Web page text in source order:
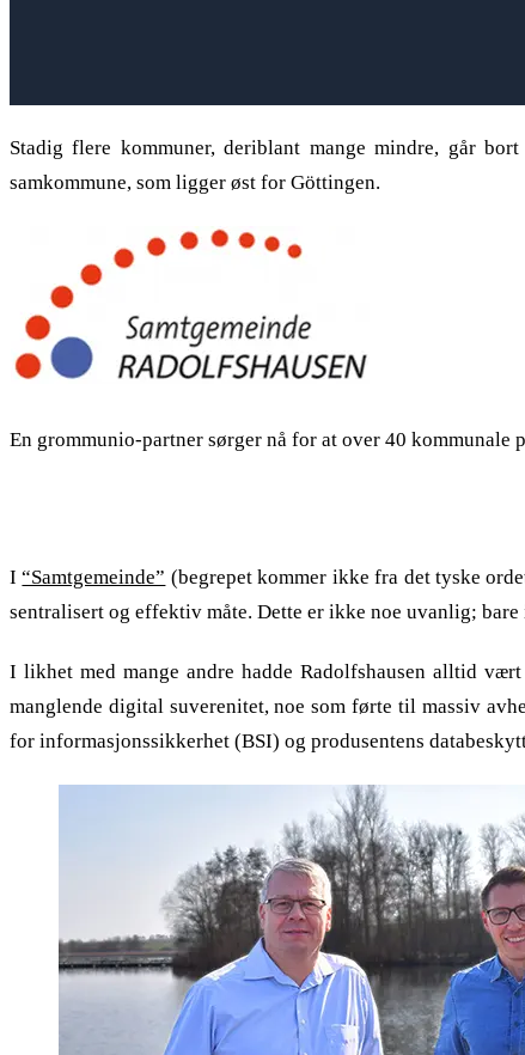
Stadig flere kommuner, deriblant mange mindre, går
samkommune, som ligger øst for Göttingen.
En grommunio-partner sørger nå for at over 40
I“Samtgemeinde” (begrepet kommer ikke fra det tyske
sentralisert og effektiv måte. Dette er ikke noe uvanlig;
I likhet med mange andre hadde Radolfshausen alltid
manglende digital suverenitet, noe som førte til massiv
for informasjonssikkerhet (BSI) og produsentens